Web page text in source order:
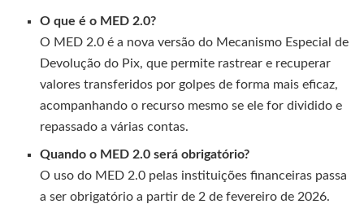
O que é o MED 2.0?
O MED 2.0 é a nova versão do Mecanismo Especial de
Devolução do Pix, que permite rastrear e recuperar
valores transferidos por golpes de forma mais eficaz,
acompanhando o recurso mesmo se ele for dividido e
repassado a várias contas.
Quando o MED 2.0 será obrigatório?
O uso do MED 2.0 pelas instituições financeiras passa
a ser obrigatório a partir de 2 de fevereiro de 2026.